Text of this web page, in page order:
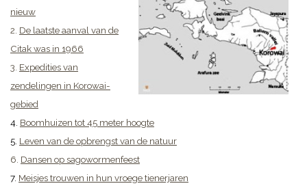
nieuw
2. De laatste aanval van de
Citak was in 1966
3. Expedities van
zendelingen in Korowai-
gebied
4. Boomhuizen tot 45 meter hoogte
5. Leven van de opbrengst van de natuur
6. Dansen op sagowormenfeest
7. Meisjes trouwen in hun vroege tienerjaren